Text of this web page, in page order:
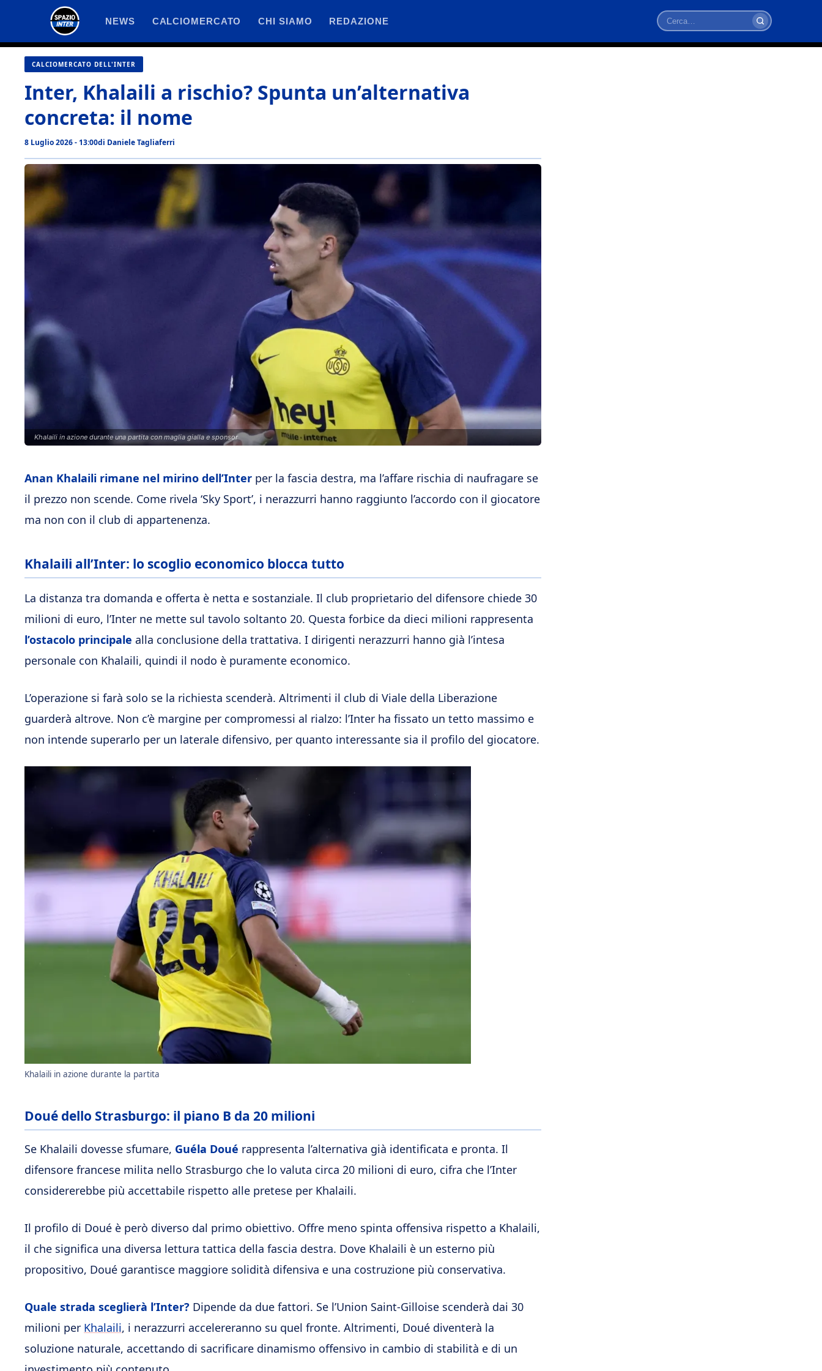
contenuto
NEWS CALCIOMERCATO CHI SIAMO REDAZIONE
Cerca
CALCIOMERCATO DELL'INTER
Inter, Khalaili a rischio? Spunta un’alternativa
concreta: il nome
8 Luglio 2026 - 13:00di Daniele Tagliaferri
Khalaili in azione durante una partita con maglia gialla e sponsor
Anan Khalaili rimane nel mirino dell’Inter per la fascia destra, ma l’affare rischia di naufragare se
il prezzo non scende. Come rivela ‘Sky Sport’, i nerazzurri hanno raggiunto l’accordo con il giocatore
ma non con il club di appartenenza.
Khalaili all’Inter: lo scoglio economico blocca tutto
La distanza tra domanda e offerta è netta e sostanziale. Il club proprietario del difensore chiede 30
milioni di euro, l’Inter ne mette sul tavolo soltanto 20. Questa forbice da dieci milioni rappresenta
l’ostacolo principale alla conclusione della trattativa. I dirigenti nerazzurri hanno già l’intesa
personale con Khalaili, quindi il nodo è puramente economico.
L’operazione si farà solo se la richiesta scenderà. Altrimenti il club di Viale della Liberazione
guarderà altrove. Non c’è margine per compromessi al rialzo: l’Inter ha fissato un tetto massimo e
non intende superarlo per un laterale difensivo, per quanto interessante sia il profilo del giocatore.
Khalaili in azione durante la partita
Doué dello Strasburgo: il piano B da 20 milioni
Se Khalaili dovesse sfumare, Guéla Doué rappresenta l’alternativa già identificata e pronta. Il
difensore francese milita nello Strasburgo che lo valuta circa 20 milioni di euro, cifra che l’Inter
considererebbe più accettabile rispetto alle pretese per Khalaili.
Il profilo di Doué è però diverso dal primo obiettivo. Offre meno spinta offensiva rispetto a Khalaili,
il che significa una diversa lettura tattica della fascia destra. Dove Khalaili è un esterno più
propositivo, Doué garantisce maggiore solidità difensiva e una costruzione più conservativa.
Quale strada sceglierà l’Inter? Dipende da due fattori. Se l’Union Saint-Gilloise scenderà dai 30
milioni per Khalaili, i nerazzurri accelereranno su quel fronte. Altrimenti, Doué diventerà la
soluzione naturale, accettando di sacrificare dinamismo offensivo in cambio di stabilità e di un